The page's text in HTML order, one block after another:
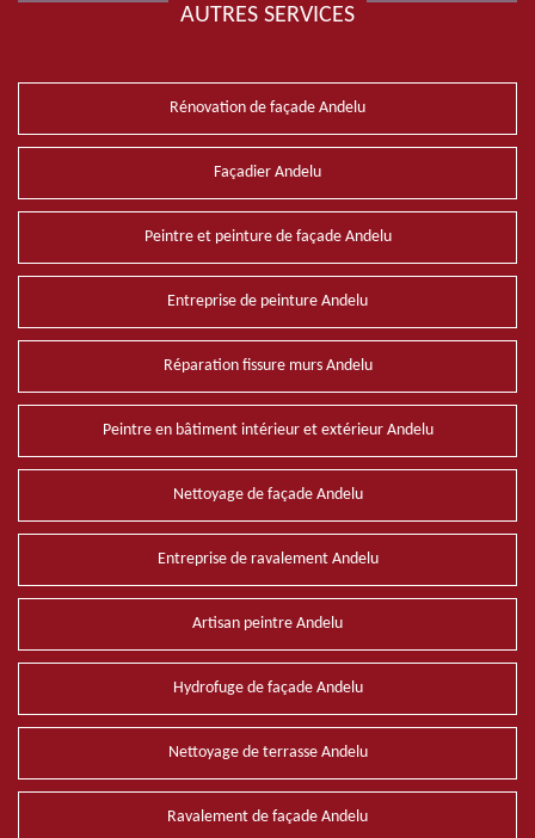
AUTRES SERVICES
Rénovation de façade Andelu
Façadier Andelu
Peintre et peinture de façade Andelu
Entreprise de peinture Andelu
Réparation fissure murs Andelu
Peintre en bâtiment intérieur et extérieur Andelu
Nettoyage de façade Andelu
Entreprise de ravalement Andelu
Artisan peintre Andelu
Hydrofuge de façade Andelu
Nettoyage de terrasse Andelu
Ravalement de façade Andelu